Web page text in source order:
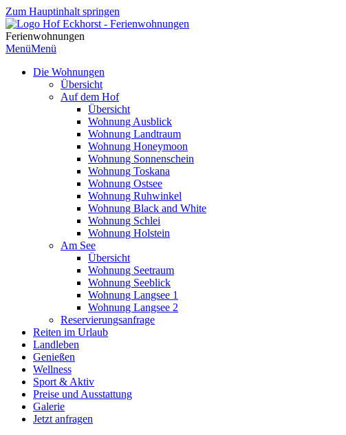
Zum Hauptinhalt springen
Ferienwohnungen
MenüMenü
Die Wohnungen
Übersicht
Auf dem Hof
Übersicht
Wohnung Ausblick
Wohnung Landtraum
Wohnung Honeymoon
Wohnung Sonnenschein
Wohnung Toskana
Wohnung Ostsee
Wohnung Ruhwinkel
Wohnung Black and White
Wohnung Schlei
Wohnung Holstein
Am See
Übersicht
Wohnung Seetraum
Wohnung Seeblick
Wohnung Langsee 1
Wohnung Langsee 2
Reservierungsanfrage
Reiten im Urlaub
Landleben
Genießen
Wellness
Sport & Aktiv
Preise und Ausstattung
Galerie
Jetzt anfragen